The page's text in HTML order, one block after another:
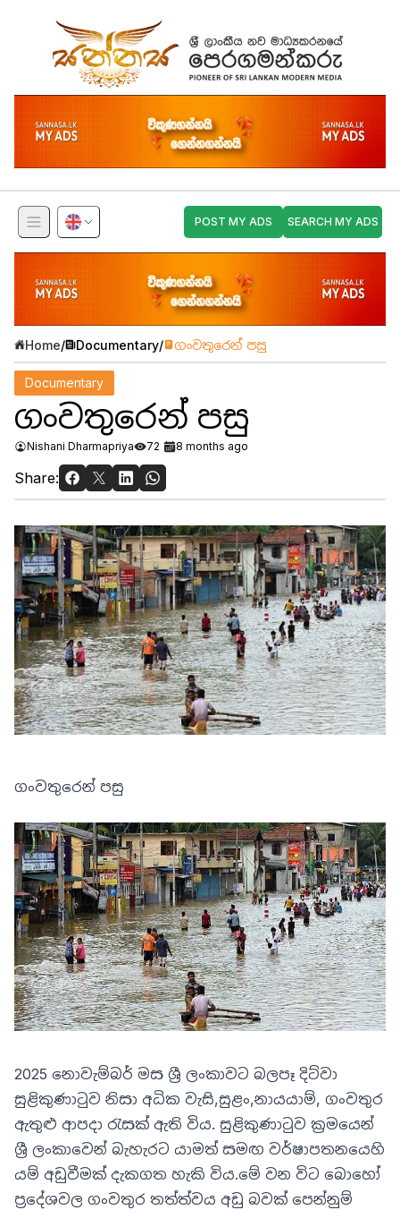
POST MY ADS SEARCH MY ADS
Home/ Documentary/ ගංවතුරෙන් පසු
Documentary
ගංවතුරෙන් පසු
Nishani Dharmapriya 72 8 months ago
Share:
ගංවතුරෙන් පසු
2025 නොවැම්බර් මස ශ්‍රී ලංකාවට බලපෑ දිට්වා
සුළිකුණාටුව නිසා අධික වැසි,සුළං,නායයාම්, ගංවතුර
ඇතුළු ආපදා රැසක් ඇති විය. සුළිකුණාටුව ක්‍රමයෙන්
ශ්‍රී ලංකාවෙන් බැහැරට යාමත් සමඟ වර්ෂාපතනයෙහි
යම් අඩුවීමක් දැකගත හැකි විය.මේ වන විට බොහෝ
ප්‍රදේශවල ගංවතුර තත්ත්වය අඩු බවක් පෙන්නුම්